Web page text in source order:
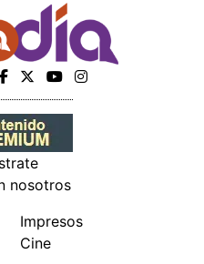
nosotros
Impresos
Cine